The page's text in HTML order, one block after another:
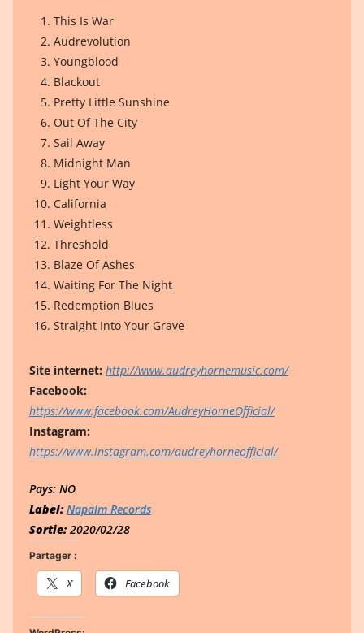
This Is War
Audrevolution
Youngblood
Blackout
Pretty Little Sunshine
Out Of The City
Sail Away
Midnight Man
Light Your Way
California
Weightless
Threshold
Blaze Of Ashes
Waiting For The Night
Redemption Blues
Straight Into Your Grave
Site internet: http://www.audreyhornemusic.com/
Facebook:
https://www.facebook.com/AudreyHorneOfficial/
Instagram:
https://www.instagram.com/audreyhorneofficial/
Pays: NO
Label: Napalm Records
Sortie:2020/02/28
Partager :
X Facebook